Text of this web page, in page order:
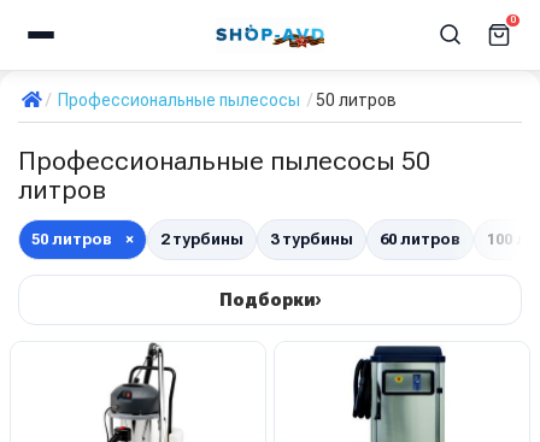
0
Профессиональные пылесосы 50 литров
Профессиональные пылесосы 50
литров
50 литров × 2 турбины 3 турбины 60 литров 100
Подборки›